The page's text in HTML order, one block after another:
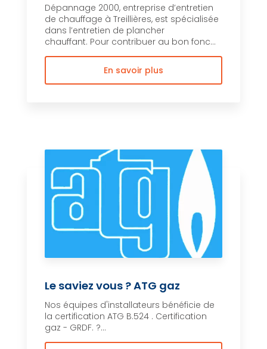
Dépannage 2000, entreprise d’entretien
de chauffage à Treillières, est spécialisée
dans l’entretien de plancher
chauffant. Pour contribuer au bon fonc...
En savoir plus
Le saviez vous ? ATG gaz
Nos équipes d'installateurs bénéficie de
la certification ATG B.524 . Certification
gaz - GRDF. ?...